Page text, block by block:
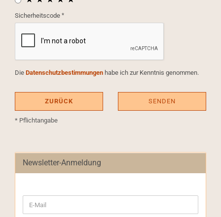
Sicherheitscode
Die Datenschutzbestimmungen habe ich zur Kenntnis genommen.
ZURÜCK SENDEN
* Pflichtangabe
Newsletter-Anmeldung
ZUR
E-
Mail